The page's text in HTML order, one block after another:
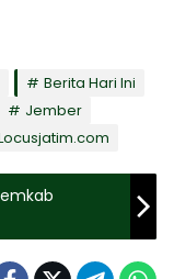
Berita Hari Ini
Jember